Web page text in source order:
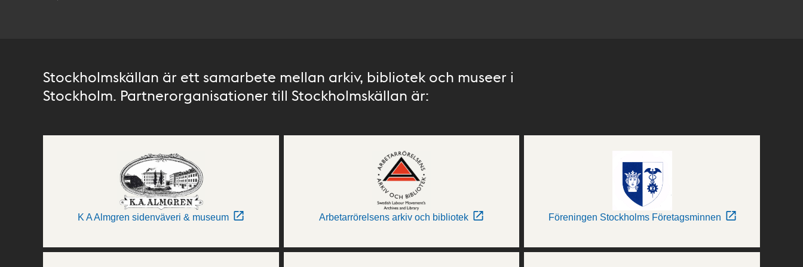
Stockholmskällan är ett samarbete mellan arkiv, bibliotek och museer i
Stockholm. Partnerorganisationer till Stockholmskällan är:
K A Almgren sidenväveri & museum Arbetarrörelsens arkiv och bibliotek Föreningen Stockholms Företagsminnen